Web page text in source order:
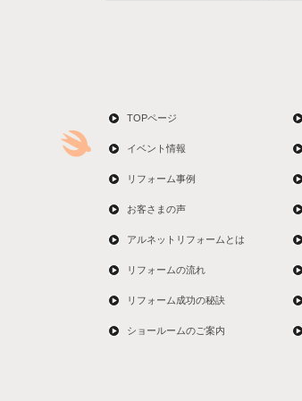
TOPページ
イベント情報
リフォーム事例
お客さまの声
アルネットリフォームとは
リフォームの流れ
リフォーム成功の秘訣
ショールームのご案内